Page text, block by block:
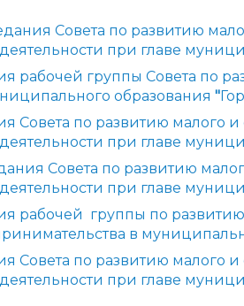
Совета по развитию
при главе
рабочей группы Совета по
образования "
Совета по развитию малого
при главе
Совета по развитию
при главе
рабочей группы по
в
Совета по развитию малого
при главе